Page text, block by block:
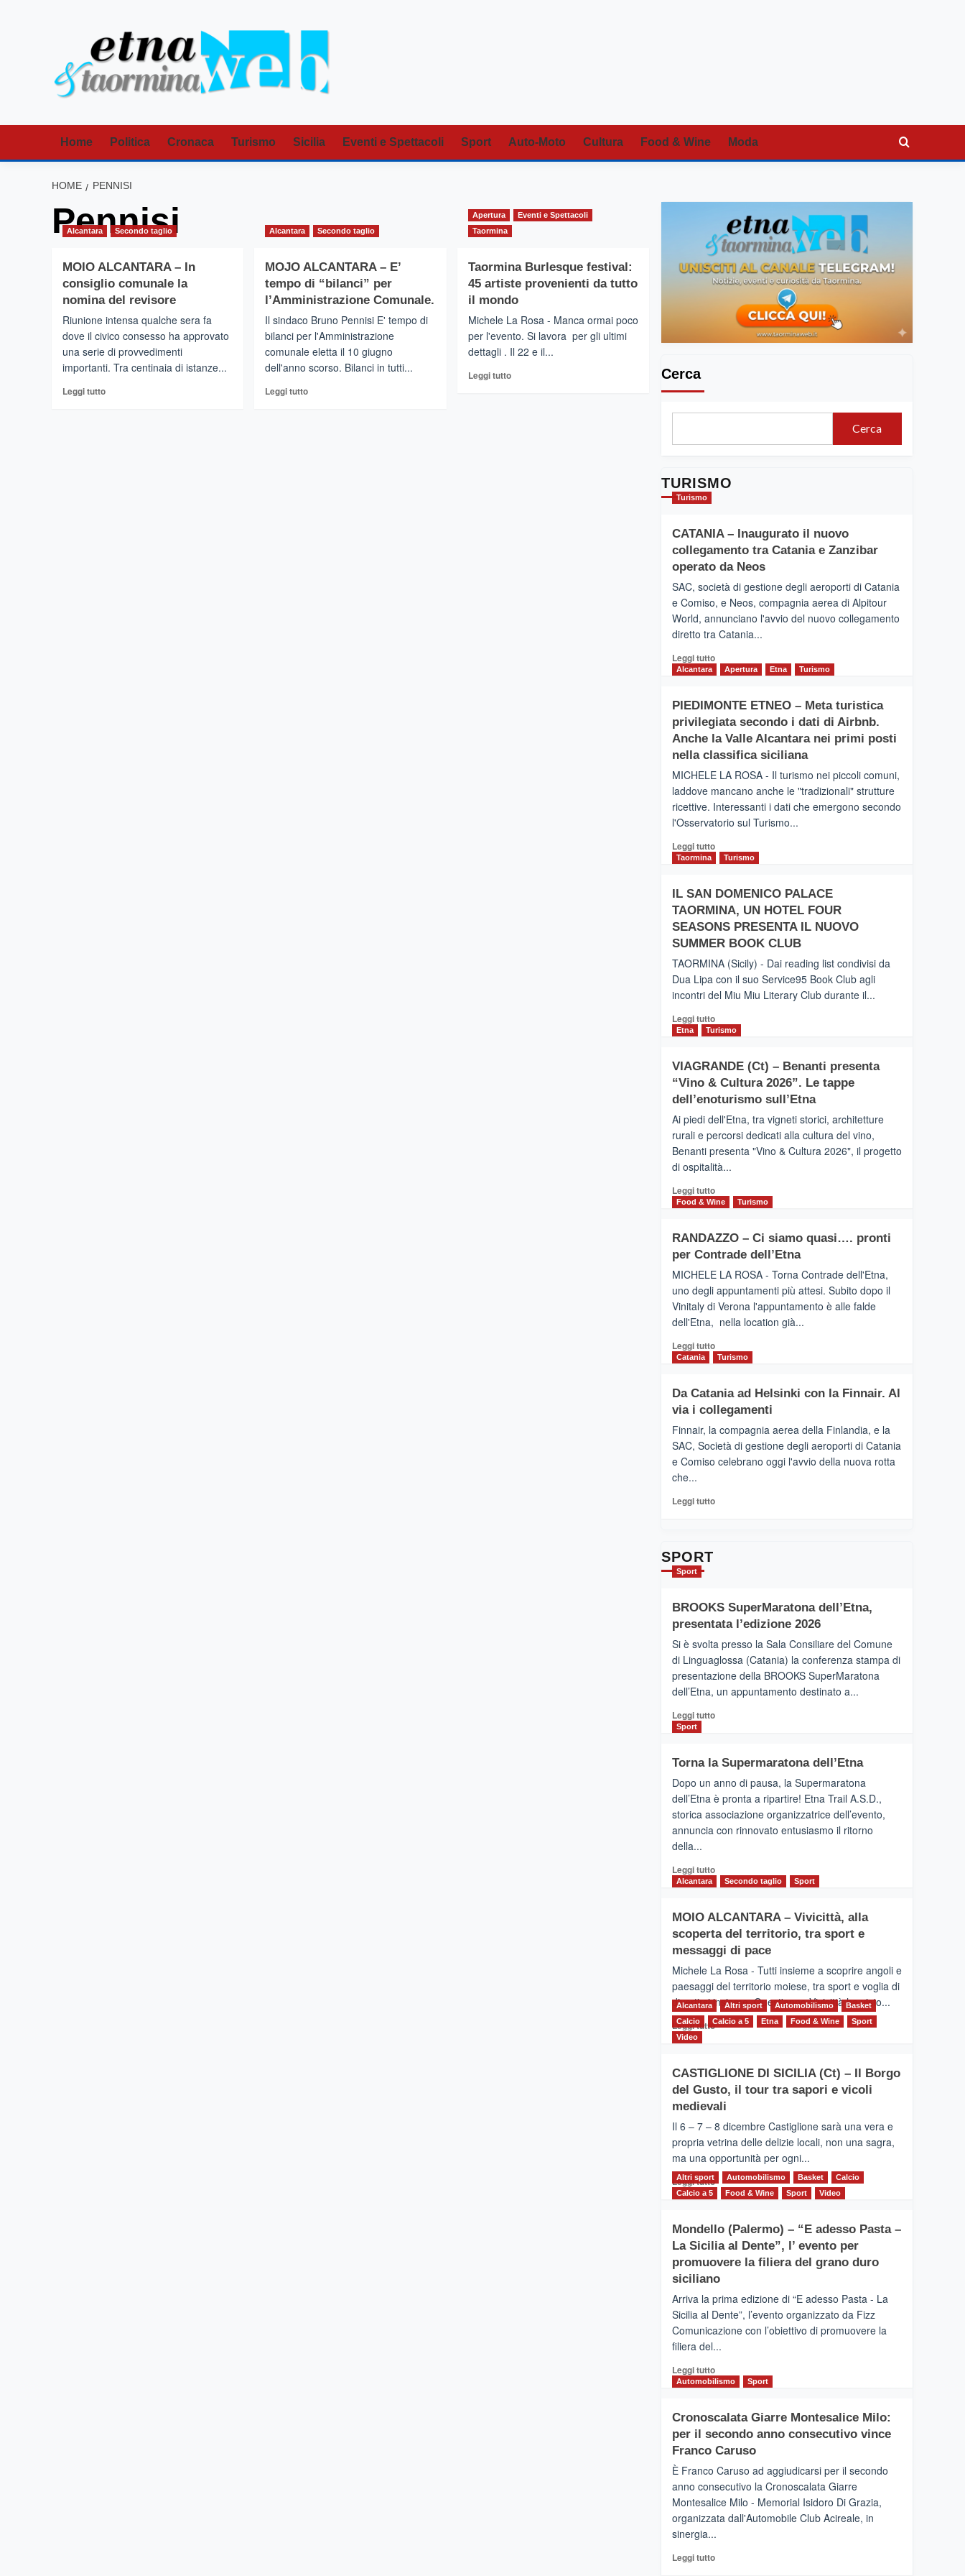
Home Politica Cronaca Turismo Sicilia Eventi e Spettacoli Sport Auto-Moto Cultura Food & Wine Moda
HOME PENNISI
Pennisi
Alcantara Secondo taglio
MOIO ALCANTARA – In
consiglio comunale la
nomina del revisore
Riunione intensa qualche sera fa
dove il civico consesso ha approvato
una serie di provvedimenti
importanti. Tra centinaia di istanze...
Leggi tuttoLeggi
Alcantara Secondo taglio
MOJO ALCANTARA – E’
tempo di “bilanci” per
l’Amministrazione Comunale.
Il sindaco Bruno Pennisi E' tempo di
bilanci per l'Amministrazione
comunale eletta il 10 giugno
dell'anno scorso. Bilanci in tutti...
Leggi tuttoLeggi
Apertura
Eventi e Spettacoli
Taormina
Taormina Burlesque festival:
45 artiste provenienti da tutto
il mondo
Michele La Rosa - Manca ormai poco
per l'evento. Si lavora per gli ultimi
dettagli . Il 22 e il...
Leggi tuttoLeggi
Cerca
Cerca
TURISMO
Turismo
CATANIA – Inaugurato il nuovo
collegamento tra Catania e Zanzibar
operato da Neos
SAC, società di gestione degli aeroporti di Catania
e Comiso, e Neos, compagnia aerea di Alpitour
World, annunciano l'avvio del nuovo collegamento
diretto tra Catania...
Leggi tuttoLeggi
CATANIA
–
Inaugurato
il
collegamento
tra
Catania
e
operato
da
Alcantara Apertura Etna Turismo
PIEDIMONTE ETNEO – Meta turistica
privilegiata secondo i dati di Airbnb.
Anche la Valle Alcantara nei primi posti
nella classifica siciliana
MICHELE LA ROSA - Il turismo nei piccoli comuni,
laddove mancano anche le "tradizionali" strutture
ricettive. Interessanti i dati che emergono secondo
l'Osservatorio sul Turismo...
Leggi tuttoLeggi
PIEDIMONTE
ETNEO
–
Meta
privilegiata
secondo
i
di
Airbnb.
la
Valle
Alcantara
nei
primi
classifica
siciliana
Taormina Turismo
IL SAN DOMENICO PALACE
TAORMINA, UN HOTEL FOUR
SEASONS PRESENTA IL NUOVO
SUMMER BOOK CLUB
TAORMINA (Sicily) - Dai reading list condivisi da
Dua Lipa con il suo Service95 Book Club agli
incontri del Miu Miu Literary Club durante il...
Leggi tuttoLeggi
di
IL
SAN
DOMENICO
TAORMINA,
UN
HOTEL
FOUR
PRESENTA
IL
SUMMER
BOOK
CLUB
Etna Turismo
VIAGRANDE (Ct) – Benanti presenta
“Vino & Cultura 2026”. Le tappe
dell’enoturismo sull’Etna
Ai piedi dell'Etna, tra vigneti storici, architetture
rurali e percorsi dedicati alla cultura del vino,
Benanti presenta "Vino & Cultura 2026", il progetto
di ospitalità...
Leggi tuttoLeggi
di
VIAGRANDE
(Ct)
–
presenta
“Vino
&
2026”.
Le
dell’enoturismo
sull’Etna
Food & Wine Turismo
RANDAZZO – Ci siamo quasi…. pronti
per Contrade dell’Etna
MICHELE LA ROSA - Torna Contrade dell'Etna,
uno degli appuntamenti più attesi. Subito dopo il
Vinitaly di Verona l'appuntamento è alle falde
dell'Etna, nella location già...
Leggi tuttoLeggi
di
RANDAZZO
–
siamo
quasi….
pronti
dell’Etna
Catania Turismo
Da Catania ad Helsinki con la Finnair. Al
via i collegamenti
Finnair, la compagnia aerea della Finlandia, e la
SAC, Società di gestione degli aeroporti di Catania
e Comiso celebrano oggi l'avvio della nuova rotta
che...
Leggi tuttoLeggi
con
la
Al
via
i
collegamenti
SPORT
Sport
BROOKS SuperMaratona dell’Etna,
presentata l’edizione 2026
Si è svolta presso la Sala Consiliare del Comune
di Linguaglossa (Catania) la conferenza stampa di
presentazione della BROOKS SuperMaratona
dell’Etna, un appuntamento destinato a...
Leggi tuttoLeggi
BROOKS
SuperMaratona
dell’Etna,
presentata
l’edizione
2026
Sport
Torna la Supermaratona dell’Etna
Dopo un anno di pausa, la Supermaratona
dell’Etna è pronta a ripartire! Etna Trail A.S.D.,
storica associazione organizzatrice dell’evento,
annuncia con rinnovato entusiasmo il ritorno
della...
Leggi tuttoLeggi
Torna
la
Supermaratona
Alcantara Secondo taglio Sport
MOIO ALCANTARA – Vivicittà, alla
scoperta del territorio, tra sport e
messaggi di pace
Michele La Rosa - Tutti insieme a scoprire angoli e
paesaggi del territorio moiese, tra sport e voglia di
divertirsi insieme. Quest'anno Vivicittà ha visto...
Leggi tuttoLeggi
MOIO
ALCANTARA
–
alla
scoperta
del
territorio,
tra
sport
messaggi
di
Alcantara Altri sport Automobilismo
Basket
Calcio
Calcio a 5 Etna Food & Wine
Sport
Video
CASTIGLIONE DI SICILIA (Ct) – Il Borgo
del Gusto, il tour tra sapori e vicoli
medievali
Il 6 – 7 – 8 dicembre Castiglione sarà una vera e
propria vetrina delle delizie locali, non una sagra,
ma una opportunità per ogni...
Leggi tuttoLeggi
CASTIGLIONE
DI
SICILIA
(Ct)
Il
Borgo
del
tour
tra
vicoli
medievali
Altri sport Automobilismo Basket
Calcio
Calcio a 5
Food & Wine Sport Video
Mondello (Palermo) – “E adesso Pasta –
La Sicilia al Dente”, l’ evento per
promuovere la filiera del grano duro
siciliano
Arriva la prima edizione di “E adesso Pasta - La
Sicilia al Dente”, l’evento organizzato da Fizz
Comunicazione con l’obiettivo di promuovere la
filiera del...
Leggi tuttoLeggi
di
Mondello
(Palermo)
–
adesso
Pasta
–
La
Dente”,
Automobilismo Sport
Cronoscalata Giarre Montesalice Milo:
per il secondo anno consecutivo vince
Franco Caruso
È Franco Caruso ad aggiudicarsi per il secondo
anno consecutivo la Cronoscalata Giarre
Montesalice Milo - Memorial Isidoro Di Grazia,
organizzata dall'Automobile Club Acireale, in
sinergia...
Leggi tuttoLeggi